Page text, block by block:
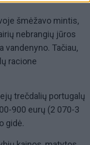
šmėžavo mintis,
nebrangių jūros
vandenyno. Tačiau,
racione
trečdalių portugalų
900 eurų (2 070-3
gidė.